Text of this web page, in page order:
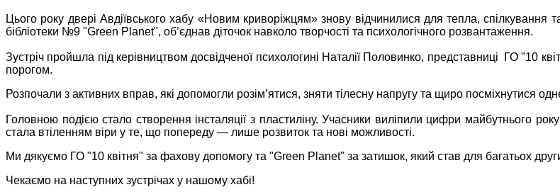
Цього року двері Авдіївського хабу «Новим криворіжцям» знову відчинилися для тепла,
бібліотеки №9 "Green Planet", об’єднав діточок навколо творчості та психологічного розвантаження.
​Зустріч пройшла під керівництвом досвідченої психологині Наталії Половинко, представниці ГО "10
порогом.
​Розпочали з активних вправ, які допомогли розім’ятися, зняти тілесну напругу та щиро посміхнутися
Головною подією стало створення інсталяції з пластиліну. Учасники виліпили цифри майбутнього
стала втіленням віри у те, що попереду — лише розвиток та нові можливості.
​Ми дякуємо ГО "10 квітня" за фахову допомогу та "Green Planet" за затишок, який став для багатьох
​Чекаємо на наступних зустрічах у нашому хабі!